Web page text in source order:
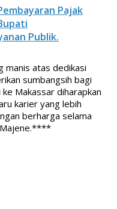
Pajak
Publik.
manis atas dedikasi
sumbangsih bagi
Makassar diharapkan
karier yang lebih
berharga selama
Majene.****